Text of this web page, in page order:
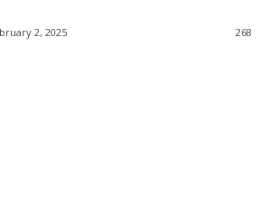
2, 2025 268